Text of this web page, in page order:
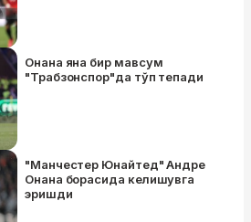
Онана яна бир мавсум
"Трабзонспор"да тўп тепади
"Манчестер Юнайтед" Андре
Онана борасида келишувга
эришди